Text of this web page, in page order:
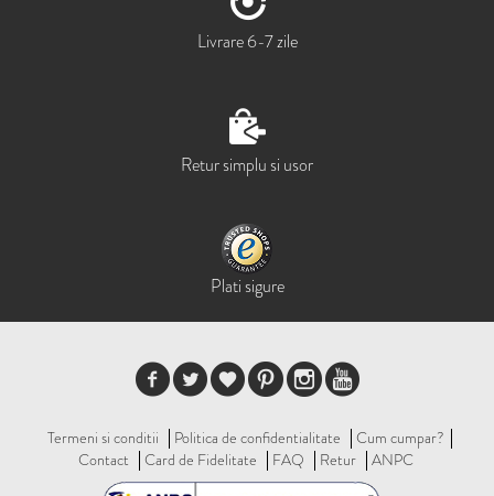
Livrare 6-7 zile
Retur simplu si usor
Plati sigure
Termeni si conditii Politica de confidentialitate
Cum cumpar?
Contact
Card de Fidelitate FAQ Retur ANPC